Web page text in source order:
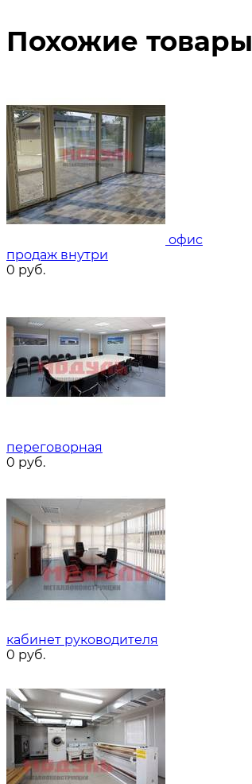
Похожие товары
офис
продаж внутри
0 руб.
переговорная
0 руб.
кабинет руководителя
0 руб.